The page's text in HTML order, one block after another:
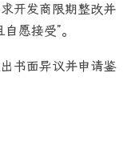
开发商限期整改并
愿接受”。
书面异议并申请鉴